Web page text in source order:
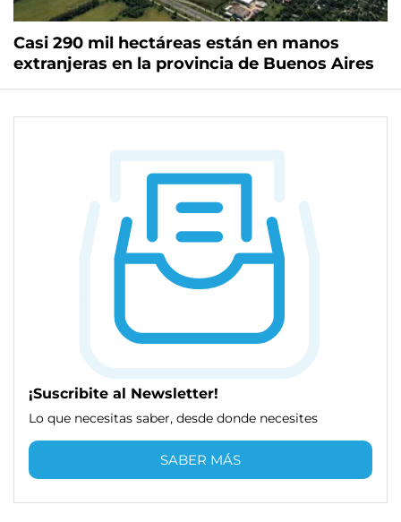
Casi 290 mil hectáreas están en manos
extranjeras en la provincia de Buenos Aires
¡Suscribite al Newsletter!
Lo que necesitas saber, desde donde necesites
SABER MÁS